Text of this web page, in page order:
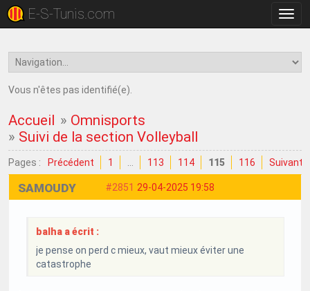
la
E-S-Tunis.com
Vous n'êtes pas identifié(e).
Accueil » Omnisports
» Suivi de la section Volleyball
Pages : Précédent 1 113 114 115 116 Suivant
#2851 29-04-2025 19:58
SAMOUDY
balha a écrit :
je pense on perd c mieux, vaut mieux éviter une
catastrophe